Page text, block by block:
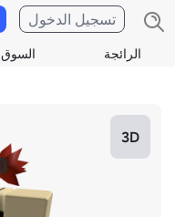
الرائجة السوق
تسجيل الدخول
3D